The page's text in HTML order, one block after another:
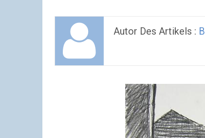
Autor Des Artikels :